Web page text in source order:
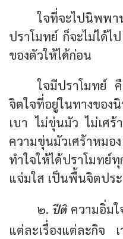
ใจที่จะไปนิพพา
ปราโมทย์ ก็จะไม่ได้ไ
ของตัวให้ได้ก่อน
ใจมีปราโมทย์ คื
จิตใจที่อยู่ในทางขอ
เบา ไม่ขุ่นมัว ไม่เศร้
ความขุ่นมัวเศร้าหมอ
ทำใจให้ได้ปราโมทย์
แจ่มใส เป็นพื้นจิตประ
๒. ปีติความอิ่มใ
แต่ละเรื่องแต่ละกิจ